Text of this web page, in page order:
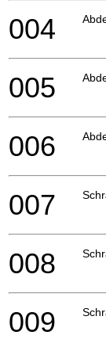
004
005
006
007
008
009